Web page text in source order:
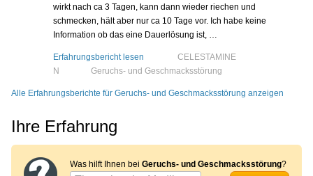
wirkt nach ca 3 Tagen, kann dann wieder riechen und
schmecken, hält aber nur ca 10 Tage vor. Ich habe keine
Information ob das eine Dauerlösung ist, …
Erfahrungsbericht lesen
CELESTAMINE
N
Geruchs- und Geschmacksstörung
Alle Erfahrungsberichte für Geruchs- und Geschmacksstörung anzeigen
Ihre Erfahrung
Was hilft Ihnen bei Geruchs- und Geschmacksstörung?